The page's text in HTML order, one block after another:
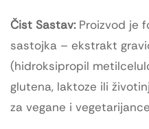
Čist Sastav:Proizvod je
sastojka – ekstrakt
(hidroksipropil
glutena, laktoze ili
za vegane i